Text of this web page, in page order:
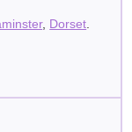
, Dorset.